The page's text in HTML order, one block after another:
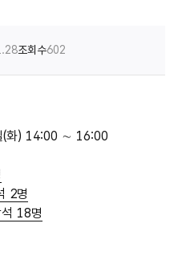
조회수602
(화) 14:00 ∼ 16:00
2명
18명